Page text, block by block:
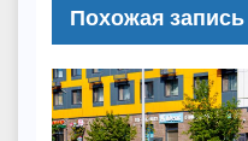
Похожая запись